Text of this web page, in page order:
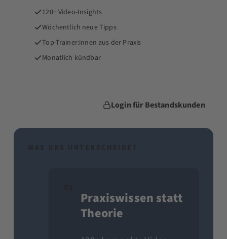
120+ Video-Insights
Wöchentlich neue Tipps
Top-Trainer:innen aus der Praxis
Monatlich kündbar
Login für Bestandskunden
WAS UNS UNTERSCHEIDET
Praxiswissen statt
Theorie